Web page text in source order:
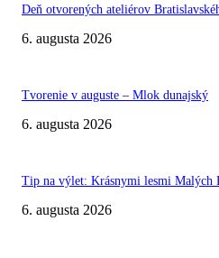
Deň otvorených ateliérov
6. augusta 2026
Tvorenie v auguste – Mlok dunajský
6. augusta 2026
Tip na výlet: Krásnymi lesmi Malých
6. augusta 2026